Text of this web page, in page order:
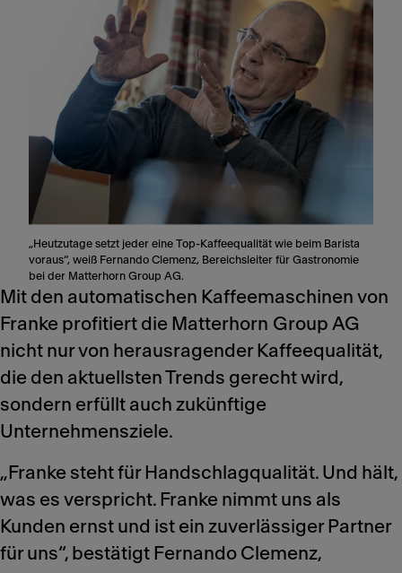
„Heutzutage setzt jeder eine Top-Kaffeequalität wie beim Barista
voraus“, weiß Fernando Clemenz, Bereichsleiter für Gastronomie
bei der Matterhorn Group AG.
Mit den automatischen Kaffeemaschinen von
Franke profitiert die Matterhorn Group AG
nicht nur von herausragender Kaffeequalität,
die den aktuellsten Trends gerecht wird,
sondern erfüllt auch zukünftige
Unternehmensziele.
„Franke steht für Handschlagqualität. Und hält,
was es verspricht. Franke nimmt uns als
Kunden ernst und ist ein zuverlässiger Partner
für uns“, bestätigt Fernando Clemenz,